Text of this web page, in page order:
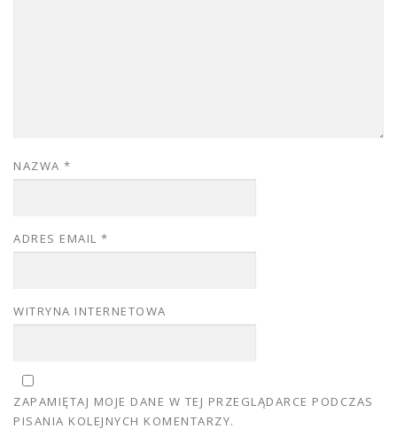
NAZWA *
ADRES EMAIL *
WITRYNA INTERNETOWA
ZAPAMIĘTAJ MOJE DANE W TEJ PRZEGLĄDARCE PODCZAS
PISANIA KOLEJNYCH KOMENTARZY.